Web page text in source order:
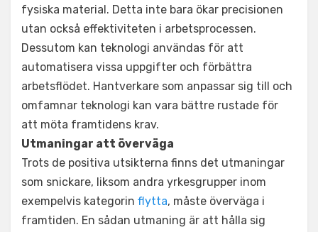
fysiska material. Detta inte bara ökar precisionen
utan också effektiviteten i arbetsprocessen.
Dessutom kan teknologi användas för att
automatisera vissa uppgifter och förbättra
arbetsflödet. Hantverkare som anpassar sig till och
omfamnar teknologi kan vara bättre rustade för
att möta framtidens krav.
Utmaningar att överväga
Trots de positiva utsikterna finns det utmaningar
som snickare, liksom andra yrkesgrupper inom
exempelvis kategorin flytta, måste överväga i
framtiden. En sådan utmaning är att hålla sig